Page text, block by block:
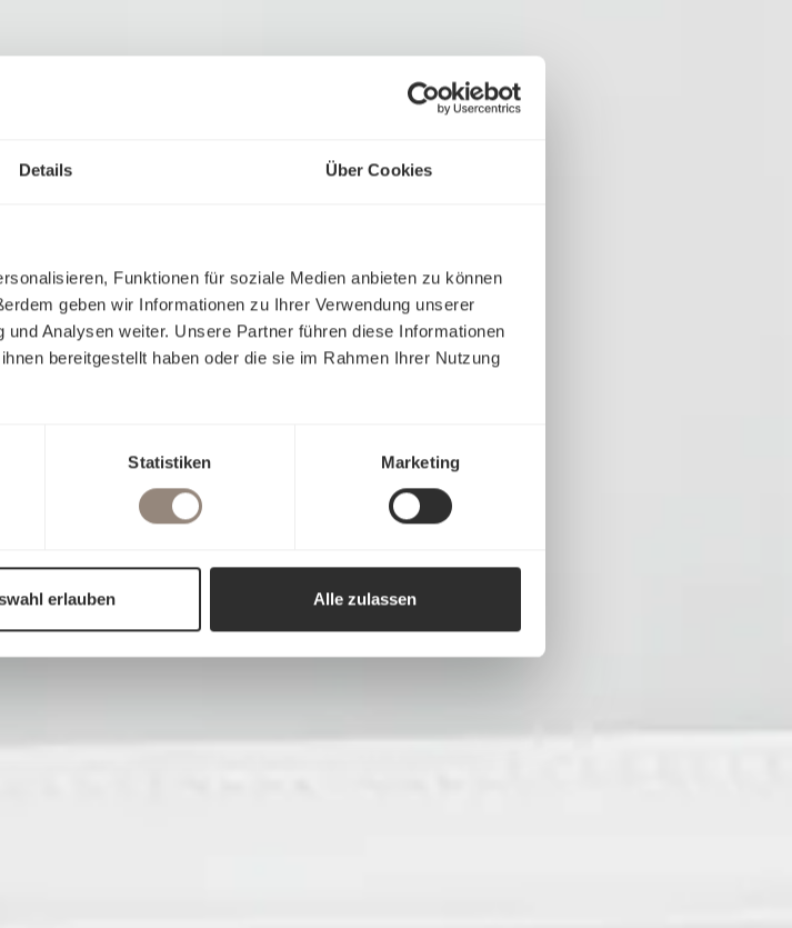
Details Über Cookies
Funktionen für soziale Medien anbieten zu können
geben wir Informationen zu Ihrer Verwendung unserer
Analysen weiter. Unsere Partner führen diese Informationen
bereitgestellt haben oder die sie im Rahmen Ihrer Nutzung
Statistiken Marketing
erlauben Alle zulassen